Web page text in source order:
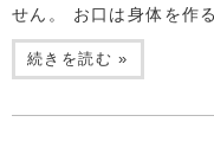
せん。 お口は身体を作
続きを読む »